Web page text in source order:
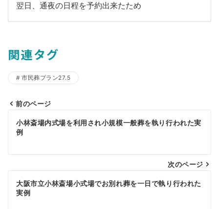
翌日、通夜の日程を予約出来たため
関連タグ
市民葬プラン27.5
稿
ナ
ビ
ゲ
ー
前のページ
小林斎場内式場を利用され小規模一般葬を執り行われた実
例
次のページ
大阪市立小林斎場小式場でお別れ葬を一日で執り行われた
実例